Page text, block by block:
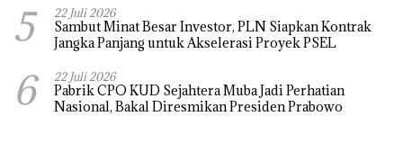
5 22 Juli 2026
Sambut Minat Besar Investor, PLN Siapkan Kontrak
Jangka Panjang untuk Akselerasi Proyek PSEL
6 22 Juli 2026
Pabrik CPO KUD Sejahtera Muba Jadi Perhatian
Nasional, Bakal Diresmikan Presiden Prabowo